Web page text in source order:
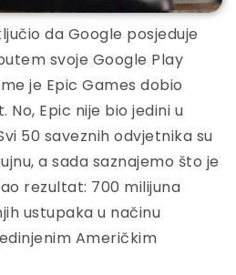
da Google posjeduje
svoje Google Play
je Epic Games dobio
No, Epic nije bio jedini u
50 saveznih odvjetnika su
a sada saznajemo što je
rezultat: 700 milijuna
ustupaka u načinu
Američkim